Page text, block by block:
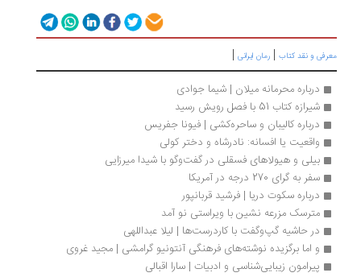
و نقد کتاب|رمان ایرانی|
درباره محرمانه میلان | شیما جوادی
شیرازه کتاب 51 با فصل رویش رسید
درباره کالیبان و ساحره‌کشی | فیونا جفریس
واقعیت یا افسانه‌: نادرشاه و دختر کولی
بیلی و هیولاهای فسقلی در گفت‌وگو با شیدا میرزایی
سفر به گرای 270 درجه در آمریکا
درباره سکوت دریا | فرشید قربانپور
مترسک مزرعه نشین با ویراستی نو آمد
در حاشیه گپ‌وگفت با کاردرست‌ها | لیلا عبداللهی
و اما برگزیده نوشته‌های فرهنگی آنتونیو گرامشی | مجید غروی
پیرامون زیبایی‌شناسی و ادبیات | سارا اقبالی